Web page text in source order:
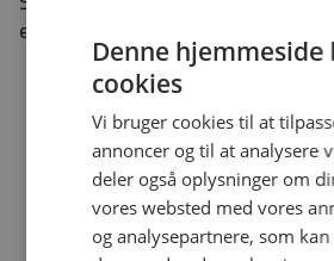
eller efter aftale.
Specialefunktionen i barsel
i børneafsnittet i vagter og
Skiftende vagter og
anden eller hver tredje
Løn- og ansættelsesvilkår
Denne hjemmeside
cookies
Vi bruger cookies til at
annoncer og til at analysere
deler også oplysninger om
vores websted med vores
og analysepartnere, som